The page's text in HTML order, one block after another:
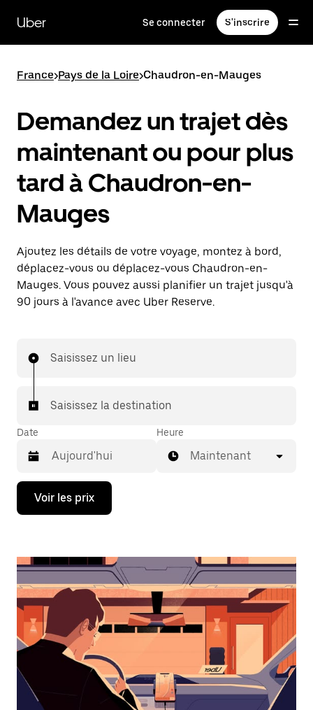
contenu
principal
Uber Se connecter S'inscrire
France>Pays de la Loire>Chaudron-en-Mauges
Demandez un trajet dès
maintenant ou pour plus
tard à Chaudron-en-
Mauges
Ajoutez les détails de votre voyage, montez à bord,
déplacez-vous ou déplacez-vous Chaudron-en-
Mauges. Vous pouvez aussi planifier un trajet jusqu'à
90 jours à l'avance avec Uber Reserve.
Saisissez un lieu
Saisissez la destination
Date
Appuyez
la
bas
ouvrir
le
calendrier
sélectionner
une
date.
Appuyez
sur
Heure
Maintenant
Voir les prix